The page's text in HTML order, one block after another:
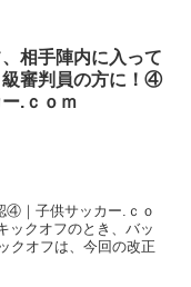
、相手陣内に入って
級審判員の方に！④
ー.ｃｏｍ
④｜子供サッカー.ｃｏ
ックオフのとき、バッ
クオフは、今回の改正